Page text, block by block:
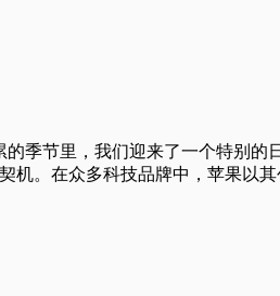
季节里，我们迎来了一个特别
。在众多科技品牌中，苹果以